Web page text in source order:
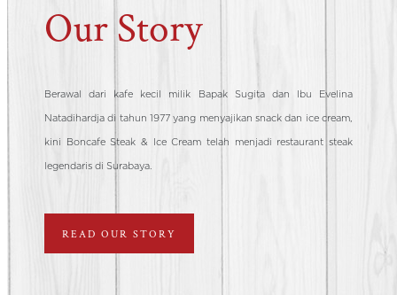
Our Story
Berawal dari kafe kecil milik Bapak Sugita dan Ibu Evelina
Natadihardja di tahun 1977 yang menyajikan snack dan ice cream,
kini Boncafe Steak & Ice Cream telah menjadi restaurant steak
legendaris di Surabaya.
READ OUR STORY